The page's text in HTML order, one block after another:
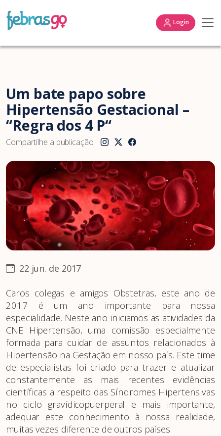
Login
Um bate papo sobre
Hipertensão Gestacional –
“Regra dos 4 P“
Compartilhe a publicação
22 jun. de 2017
Caros colegas e amigos Obstetras, este ano de
2017 é um ano importante para nossa
especialidade. Neste ano iniciamos as atividades da
CNE Hipertensão, uma comissão especialmente
formada para cuidar de assuntos relacionados à
Hipertensão na Gestação em nosso país. Este time
de especialistas foi criado para trazer e atualizar
constantemente as mais recentes evidências
científicas a respeito das Síndromes Hipertensivas
no ciclo gravídicopuerperal e mais importante,
adequar este conhecimento à nossa realidade,
muitas vezes diferente de outros países.